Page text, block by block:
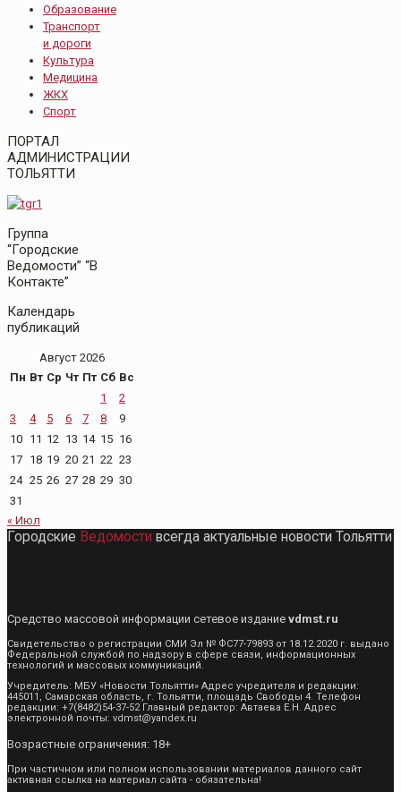
Образование
Транспорт
и дороги
Культура
Медицина
ЖКХ
Спорт
ПОРТАЛ
АДМИНИСТРАЦИИ
ТОЛЬЯТТИ
Группа
“Городские
Ведомости” “В
Контакте”
Календарь
публикаций
Август 2026
Пн Вт Ср Чт Пт Сб Вс
1
2
3
4 5 6 7 8
9
10 11 12 13 14 15 16
17 18 19 20 21 22 23
24 25 26 27 28 29 30
31
« Июл
Городские Ведомости всегда актуальные новости Тольятти
Средство массовой информации сетевое издание vdmst.ru
Свидетельство о регистрации СМИ Эл № ФС77-79893 от 18.12.2020 г. выдано
Федеральной службой по надзору в сфере связи, информационных
технологий и массовых коммуникаций.
Учредитель: МБУ «Новости Тольятти» Адрес учредителя и редакции:
445011, Самарская область, г. Тольятти, площадь Свободы 4. Телефон
редакции: +7(8482)54-37-52 Главный редактор: Автаева Е.Н. Адрес
электронной почты: vdmst@yandex.ru
Возрастные ограничения: 18+
При частичном или полном использовании материалов данного сайт
активная ссылка на материал сайта - обязательна!